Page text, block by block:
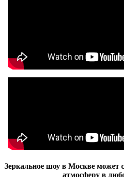
Зеркальное шоу в Москве может
атмосферу в